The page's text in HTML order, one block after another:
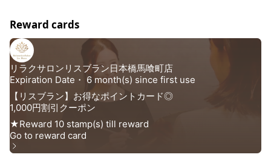
Reward cards